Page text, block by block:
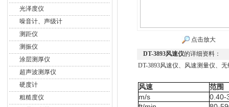
光泽度仪
噪音计、声级计
测距仪
测振仪
涂层测厚仪
超声波测厚仪
硬度计
粗糙度仪
点击放大
DT-3893风速仪的详细资料：
DT-3893风速仪、风速测量仪、
风速
范围
m/s
0.40-